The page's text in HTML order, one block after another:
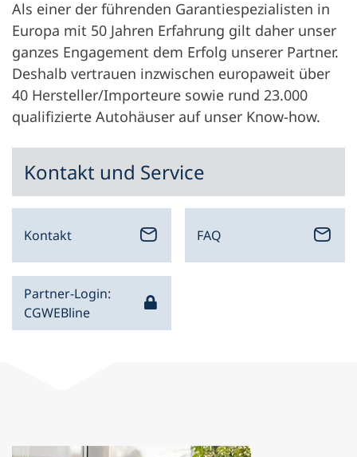
Als einer der führenden Garantiespezialisten in
Europa mit 50 Jahren Erfahrung gilt daher unser
ganzes Engagement dem Erfolg unserer Partner.
Deshalb vertrauen inzwischen europaweit über
40 Hersteller/Importeure sowie rund 23.000
qualifizierte Autohäuser auf unser Know-how.
Kontakt und Service
Kontakt FAQ
Partner-Login:
CGWEBline